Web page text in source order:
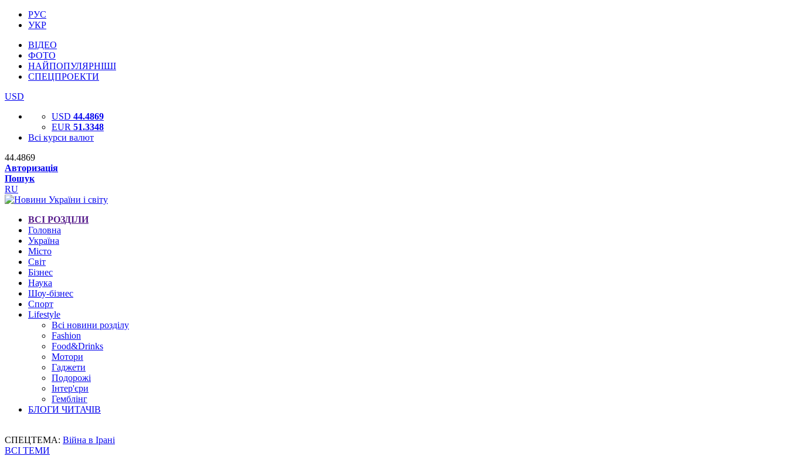
РУС
УКР
ВІДЕО
ФОТО
НАЙПОПУЛЯРНІШІ
СПЕЦПРОЕКТИ
USD
USD 44.4869
EUR 51.3348
Всі курси валют
44.4869
Авторизація
Пошук
RU
ВСІ РОЗДІЛИ
Головна
Україна
Місто
Світ
Бізнес
Наука
Шоу-бізнес
Спорт
Lifestyle
Всі новини розділу
Fashion
Food&Drinks
Мотори
Гаджети
Подорожі
Інтер'єри
Гемблінг
БЛОГИ ЧИТАЧІВ
СПЕЦТЕМА: Війна в Ірані
ВСІ ТЕМИ